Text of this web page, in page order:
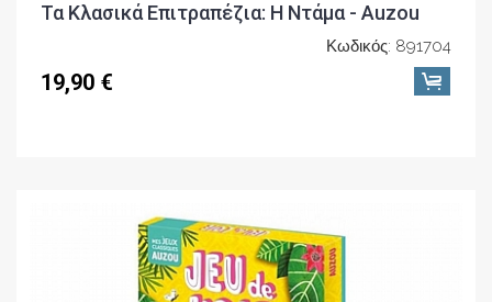
Τα Κλασικά Επιτραπέζια: Η Ντάμα - Auzou
Κωδικός: 891704
19,90 €